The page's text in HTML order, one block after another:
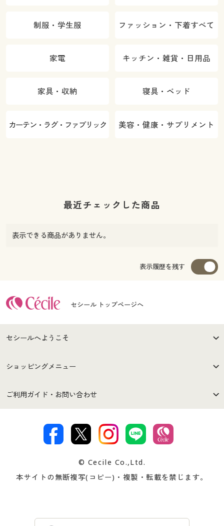
制服・学生服 ファッション・下着すべて
家電 キッチン・雑貨・日用品
家具・収納 寝具・ベッド
カーテン・ラグ・ファブリック 美容・健康・サプリメント
最近チェックした商品
表示できる商品がありません。
表示履歴を残す
セシール トップページへ
セシールへようこそ
はじめての方へ
セシールご利用規約
著作権・商標について 会社案内
ショッピングメニュー
商品カテゴリ
プレゼント＆キャンペーン サイトマップ
ご利用ガイド・お問い合わせ
交換・返品は お支払は
ついて
忘れの場合
© Cecile Co.,Ltd.
本サイトの無断複写(コピー)・複製・転載を禁じます。